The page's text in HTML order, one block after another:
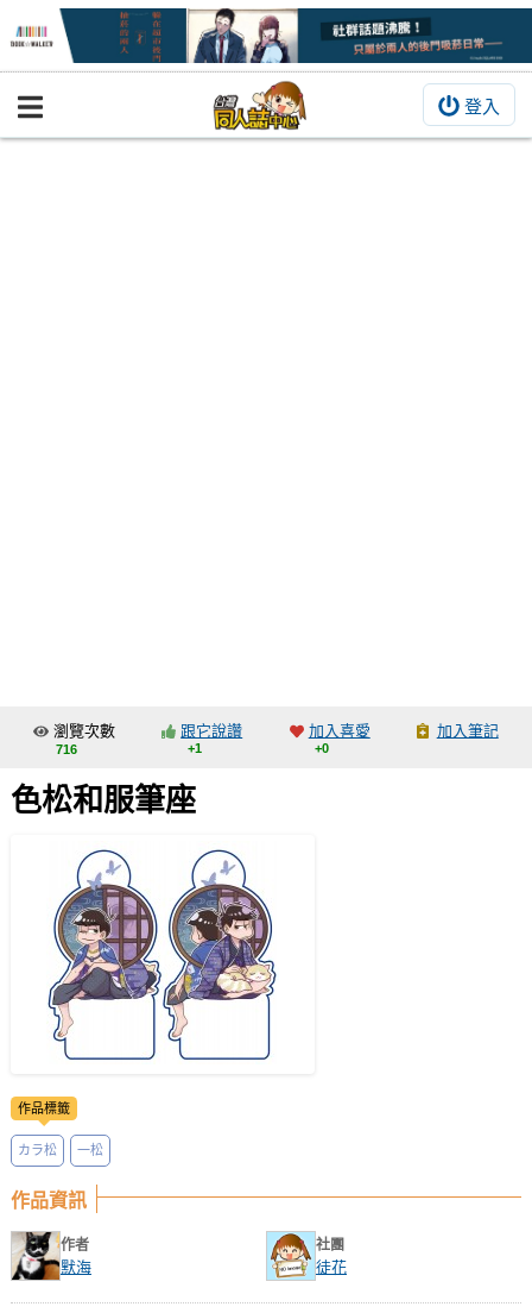
登入
BOOKY書集倉庫
交流中心
攤位轉讓區
會員中心
註冊會員
登入
瀏覽次數
716
跟它說讚
+1
加入喜愛
+0
加入筆記
色松和服筆座
作品標籤
カラ松 一松
作品資訊
作者
默海
社團
徒花